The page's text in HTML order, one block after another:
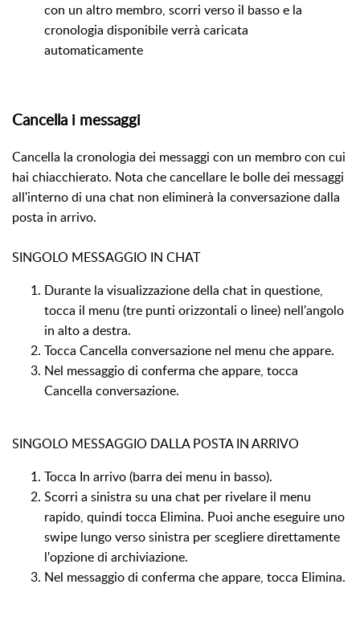
con un altro membro, scorri verso il basso e la
cronologia disponibile verrà caricata
automaticamente
Cancella i messaggi
Cancella la cronologia dei messaggi con un membro con cui
hai chiacchierato. Nota che cancellare le bolle dei messaggi
all'interno di una chat non eliminerà la conversazione dalla
posta in arrivo.
SINGOLO MESSAGGIO IN CHAT
Durante la visualizzazione della chat in questione,
tocca il menu (tre punti orizzontali o linee) nell'angolo
in alto a destra.
Tocca Cancella conversazione nel menu che appare.
Nel messaggio di conferma che appare, tocca
Cancella conversazione.
SINGOLO MESSAGGIO DALLA POSTA IN ARRIVO
Tocca In arrivo (barra dei menu in basso).
Scorri a sinistra su una chat per rivelare il menu
rapido, quindi tocca Elimina. Puoi anche eseguire uno
swipe lungo verso sinistra per scegliere direttamente
l'opzione di archiviazione.
Nel messaggio di conferma che appare, tocca Elimina.